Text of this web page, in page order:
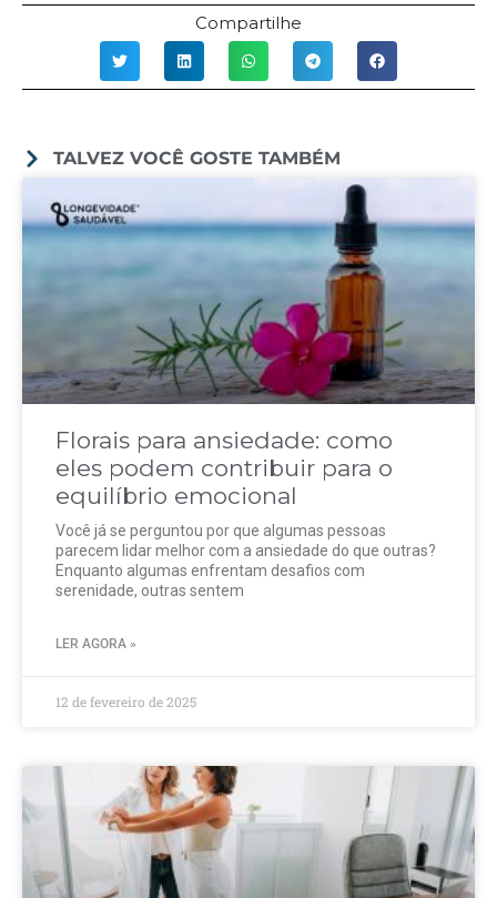
Compartilhe
TALVEZ VOCÊ GOSTE TAMBÉM
Florais para ansiedade: como
eles podem contribuir para o
equilíbrio emocional
Você já se perguntou por que algumas pessoas
parecem lidar melhor com a ansiedade do que outras?
Enquanto algumas enfrentam desafios com
serenidade, outras sentem
LER AGORA »
12 de fevereiro de 2025